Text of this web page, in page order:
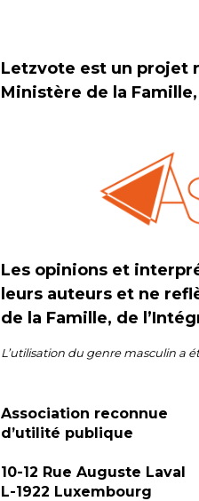
Letzvote est un projet
Ministère de la
Les opinions et
leurs auteurs et ne
de la Famille, de
L’utilisation du genre masculin a
Association reconnue
d’utilité publique
10-12 Rue Auguste Laval
L-1922 Luxembourg